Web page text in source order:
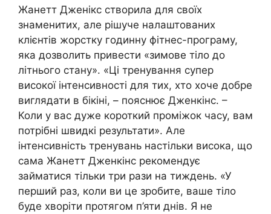
Жанетт Дженікс створила для своїх
знаменитих, але рішуче налаштованих
клієнтів жорстку годинну фітнес-програму,
яка дозволить привести «зимове тіло до
літнього стану». «Ці тренування супер
високої інтенсивності для тих, хто хоче добре
виглядати в бікіні, – пояснює Дженкінс. –
Коли у вас дуже короткий проміжок часу, вам
потрібні швидкі результати». Але
інтенсивність тренувань настільки висока, що
сама Жанетт Дженкінс рекомендує
займатися тільки три рази на тиждень. «У
перший раз, коли ви це зробите, ваше тіло
буде хворіти протягом п’яти днів. Я не